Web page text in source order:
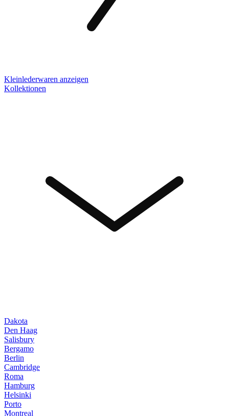
Kleinlederwaren anzeigen
Kollektionen
Dakota
Den Haag
Salisbury
Bergamo
Berlin
Cambridge
Roma
Hamburg
Helsinki
Porto
Montreal